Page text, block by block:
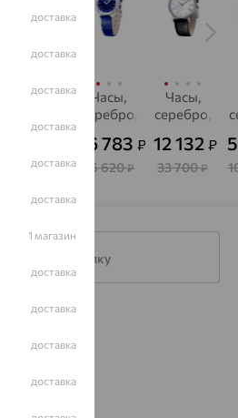
Часы,
НИКА
98 990₽
Часы,
серебро,
16 783 ₽
46 620₽
Часы,
серебро,
SOKOLOV
12 132 ₽
33 700₽
на рассылку
доставка
доставка
доставка
доставка
доставка
доставка
1 магазин
доставка
доставка
доставка
доставка